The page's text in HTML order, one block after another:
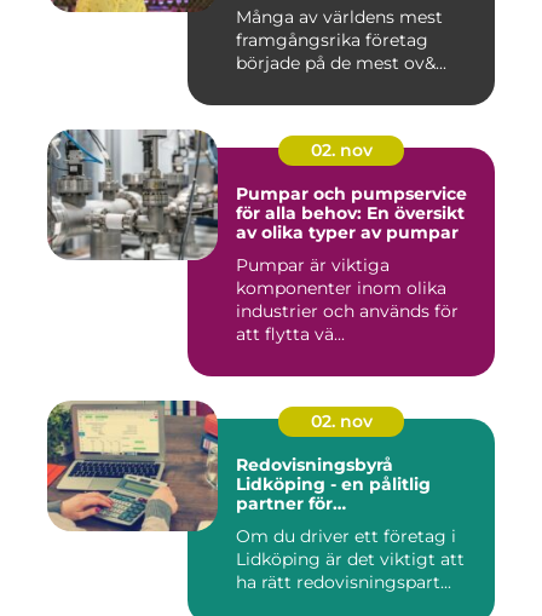
Många av världens mest
framgångsrika företag
började på de mest ov&...
02. nov
Pumpar och pumpservice
för alla behov: En översikt
av olika typer av pumpar
Pumpar är viktiga
komponenter inom olika
industrier och används för
att flytta vä...
02. nov
Redovisningsbyrå
Lidköping - en pålitlig
partner för
Lidköping
Om du driver ett företag i
Lidköping är det viktigt att
ha rätt redovisningspart...